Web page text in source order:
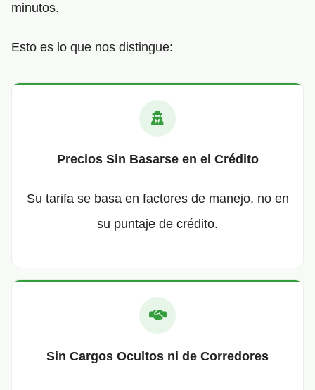
minutos.
Esto es lo que nos distingue:
Precios Sin Basarse en el Crédito
Su tarifa se basa en factores de manejo, no en
su puntaje de crédito.
Sin Cargos Ocultos ni de Corredores